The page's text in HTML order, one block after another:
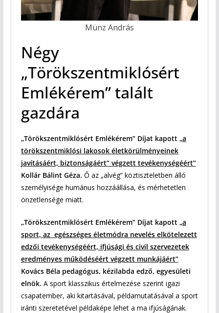
Münz András
Négy
„Törökszentmiklósért
Emlékérem” talált
gazdára
„Törökszentmiklósért Emlékérem” Díjat kapott „a
törökszentmiklósi lakosok életkörülményeinek
javításáért, biztonságáért” végzett tevékenységéért”
Kollár Bálint Géza. Ő az „alvég” köztiszteletben álló
személyisége humánus hozzáállása, és mérhetetlen
önzetlensége miatt.
„Törökszentmiklósért Emlékérem” Díjat kapott „a
sport, az egészséges életmódra nevelés elkötelezett
edzői tevékenységéért, ifjúsági és civil szervezetek
eredményes működéséért végzett munkájáért”
Kovács Béla pedagógus, kézilabda edző, egyesületi
elnök. A sport klasszikus értelmezése szerint igazi
csapatember, aki kitartásával, példamutatásával a sport
iránti szeretetével példaképe lehet a ma ifjúságának.